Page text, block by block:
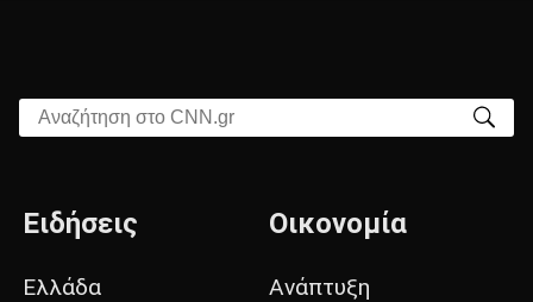
Αναζήτηση στο CNN.gr
Ειδήσεις
Ελλάδα
Οικονομία
Ανάπτυξη